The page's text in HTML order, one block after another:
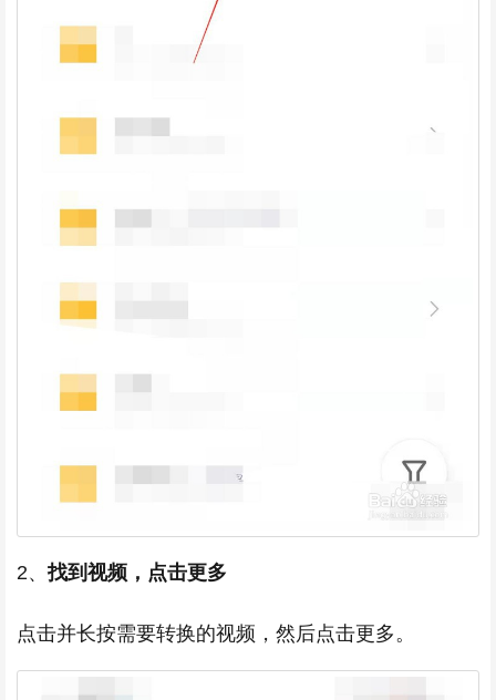
2、找到视频，点击更多
点击并长按需要转换的视频，然后点击更多。